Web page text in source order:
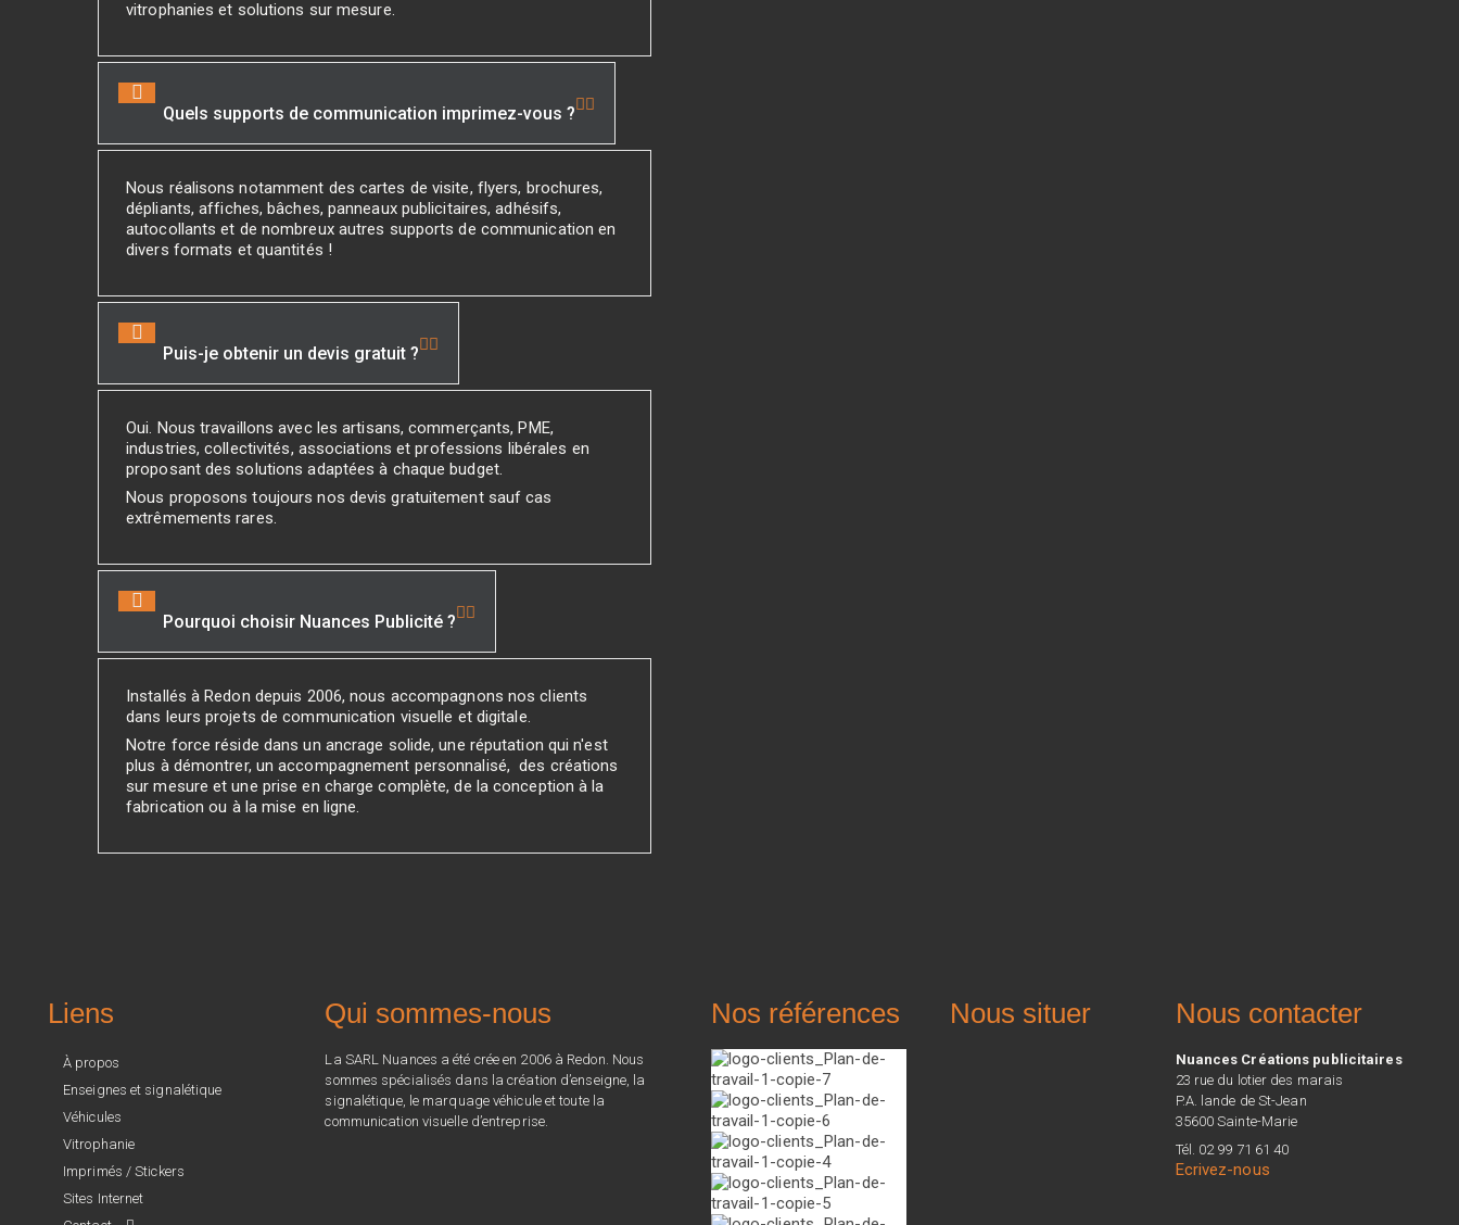
vitrophanies et solutions sur mesure.
Quels supports de communication imprimez-vous ?
Nous réalisons notamment des cartes de visite, flyers, brochures,
dépliants, affiches, bâches, panneaux publicitaires, adhésifs,
autocollants et de nombreux autres supports de communication en
divers formats et quantités !
Puis-je obtenir un devis gratuit ?
Oui. Nous travaillons avec les artisans, commerçants, PME,
industries, collectivités, associations et professions libérales en
proposant des solutions adaptées à chaque budget.
Nous proposons toujours nos devis gratuitement sauf cas
extrêmements rares.
Pourquoi choisir Nuances Publicité ?
Installés à Redon depuis 2006, nous accompagnons nos clients
dans leurs projets de communication visuelle et digitale.
Notre force réside dans un ancrage solide, une réputation qui n'est
plus à démontrer, un accompagnement personnalisé, des créations
sur mesure et une prise en charge complète, de la conception à la
fabrication ou à la mise en ligne.
Liens
À propos
Enseignes et signalétique
Véhicules
Vitrophanie
Imprimés / Stickers
Sites Internet
Qui sommes-nous
La SARL Nuances a été crée en 2006 à Redon. Nous
sommes spécialisés dans la création d’enseigne, la
signalétique, le marquage véhicule et toute la
communication visuelle d’entreprise.
Nos références Nous situer Nous contacter
Nuances Créations publicitaires
23 rue du lotier des marais
P.A. lande de St-Jean
35600 Sainte-Marie
Tél. 02 99 71 61 40
Ecrivez-nous